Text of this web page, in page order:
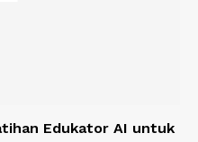
Edukator AI untuk